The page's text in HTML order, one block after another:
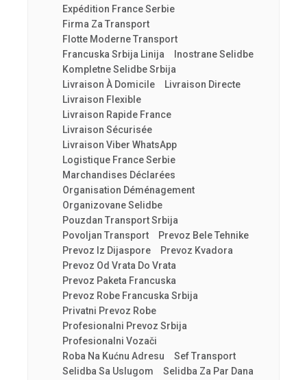
Expédition France Serbie
Firma Za Transport
Flotte Moderne Transport
Francuska Srbija Linija
Inostrane Selidbe
Kompletne Selidbe Srbija
Livraison À Domicile
Livraison Directe
Livraison Flexible
Livraison Rapide France
Livraison Sécurisée
Livraison Viber WhatsApp
Logistique France Serbie
Marchandises Déclarées
Organisation Déménagement
Organizovane Selidbe
Pouzdan Transport Srbija
Povoljan Transport
Prevoz Bele Tehnike
Prevoz Iz Dijaspore
Prevoz Kvadora
Prevoz Od Vrata Do Vrata
Prevoz Paketa Francuska
Prevoz Robe Francuska Srbija
Privatni Prevoz Robe
Profesionalni Prevoz Srbija
Profesionalni Vozači
Roba Na Kućnu Adresu
Sef Transport
Selidba Sa Uslugom
Selidba Za Par Dana